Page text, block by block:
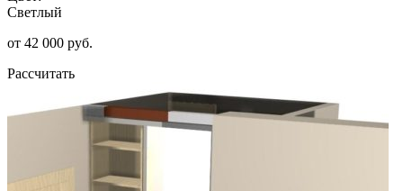
Светлый
от 42 000 руб.
Рассчитать